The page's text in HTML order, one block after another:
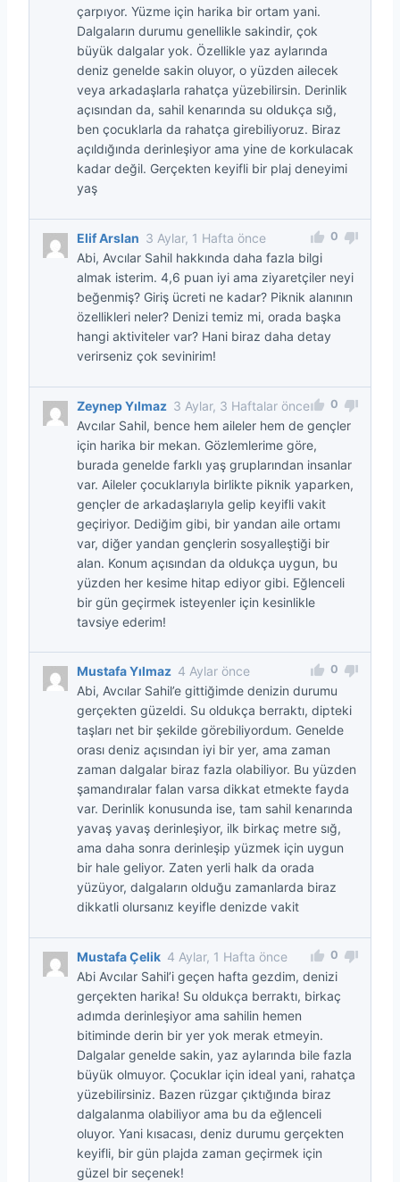
çarpıyor. Yüzme için harika bir ortam yani.
Dalgaların durumu genellikle sakindir, çok
büyük dalgalar yok. Özellikle yaz aylarında
deniz genelde sakin oluyor, o yüzden ailecek
veya arkadaşlarla rahatça yüzebilirsin. Derinlik
açısından da, sahil kenarında su oldukça sığ,
ben çocuklarla da rahatça girebiliyoruz. Biraz
açıldığında derinleşiyor ama yine de korkulacak
kadar değil. Gerçekten keyifli bir plaj deneyimi
yaş
Elif Arslan 3 Aylar, 1 Hafta önce
Abi, Avcılar Sahil hakkında daha fazla bilgi
almak isterim. 4,6 puan iyi ama ziyaretçiler neyi
beğenmiş? Giriş ücreti ne kadar? Piknik alanının
özellikleri neler? Denizi temiz mi, orada başka
hangi aktiviteler var? Hani biraz daha detay
verirseniz çok sevinirim!
0
Zeynep Yılmaz 3 Aylar, 3 Haftalar önce
Avcılar Sahil, bence hem aileler hem de gençler
için harika bir mekan. Gözlemlerime göre,
burada genelde farklı yaş gruplarından insanlar
var. Aileler çocuklarıyla birlikte piknik yaparken,
gençler de arkadaşlarıyla gelip keyifli vakit
geçiriyor. Dediğim gibi, bir yandan aile ortamı
var, diğer yandan gençlerin sosyalleştiği bir
alan. Konum açısından da oldukça uygun, bu
yüzden her kesime hitap ediyor gibi. Eğlenceli
bir gün geçirmek isteyenler için kesinlikle
tavsiye ederim!
0
Mustafa Yılmaz 4 Aylar önce
Abi, Avcılar Sahil’e gittiğimde denizin durumu
gerçekten güzeldi. Su oldukça berraktı, dipteki
taşları net bir şekilde görebiliyordum. Genelde
orası deniz açısından iyi bir yer, ama zaman
zaman dalgalar biraz fazla olabiliyor. Bu yüzden
şamandıralar falan varsa dikkat etmekte fayda
var. Derinlik konusunda ise, tam sahil kenarında
yavaş yavaş derinleşiyor, ilk birkaç metre sığ,
ama daha sonra derinleşip yüzmek için uygun
bir hale geliyor. Zaten yerli halk da orada
yüzüyor, dalgaların olduğu zamanlarda biraz
dikkatli olursanız keyifle denizde vakit
0
Mustafa Çelik 4 Aylar, 1 Hafta önce
Abi Avcılar Sahil’i geçen hafta gezdim, denizi
gerçekten harika! Su oldukça berraktı, birkaç
adımda derinleşiyor ama sahilin hemen
bitiminde derin bir yer yok merak etmeyin.
Dalgalar genelde sakin, yaz aylarında bile fazla
büyük olmuyor. Çocuklar için ideal yani, rahatça
yüzebilirsiniz. Bazen rüzgar çıktığında biraz
dalgalanma olabiliyor ama bu da eğlenceli
oluyor. Yani kısacası, deniz durumu gerçekten
keyifli, bir gün plajda zaman geçirmek için
güzel bir seçenek!
0